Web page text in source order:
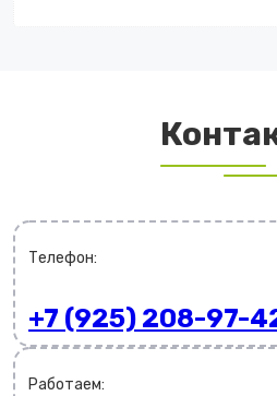
Телефон:
+7 (925) 208-97-
Работаем: